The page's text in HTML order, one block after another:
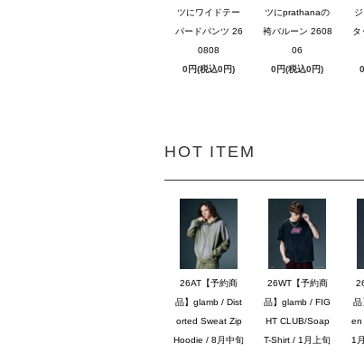
ツにワイドテー
パードパンツ 26
0808
0円(税込0円)
ツにprathanaの
袴バルーン 2608
06
0円(税込0円)
タ
HOT ITEM
26AT【予約商
品】glamb / Dist
orted Sweat Zip
Hoodie / 8月中旬
26WT【予約商
品】glamb / FIG
HT CLUB/Soap
T-Shirt / 1月上旬
品
en
1